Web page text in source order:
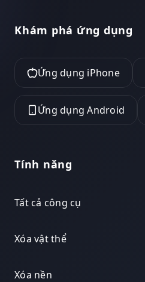
Khám phá ứng dụng
Ứng dụng iPhone
Ứng dụng Android
Tính năng
Tất cả công cụ
Xóa vật thể
Xóa nền